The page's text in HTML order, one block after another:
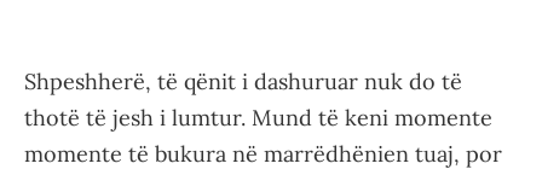
Shpeshherë, të qënit i dashuruar nuk do të
thotë të jesh i lumtur. Mund të keni momente
momente të bukura në marrëdhënien tuaj, por